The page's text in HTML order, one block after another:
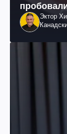
Эктор